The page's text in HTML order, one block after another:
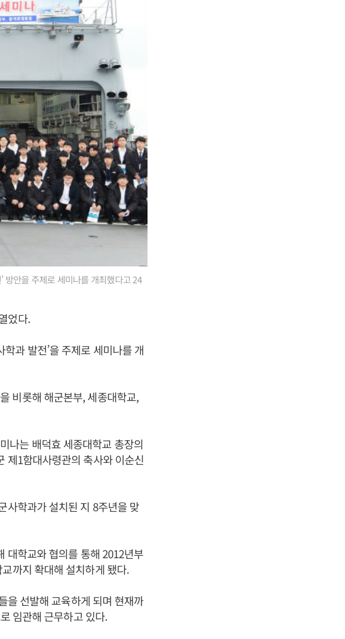
안을 주제로 세미나를 개최했다고 24
었다.
과 발전’을 주제로 세미나를 개
비롯해 해군본부, 세종대학교,
나는 배덕효 세종대학교 총장의
제1함대사령관의 축사와 이순신
사학과가 설치된 지 8주년을 맞
대학교와 협의를 통해 2012년부
까지 확대해 설치하게 됐다.
을 선발해 교육하게 되며 현재까
임관해 근무하고 있다.